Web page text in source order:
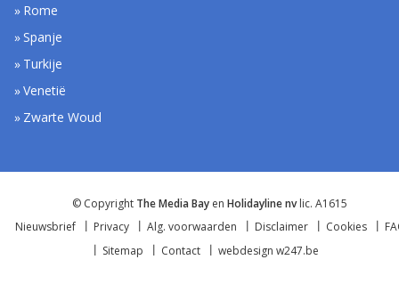
Rome
Spanje
Turkije
Venetië
Zwarte Woud
© Copyright The Media Bay en Holidayline nvlic. A1615
Nieuwsbrief
Privacy Alg. voorwaarden Disclaimer Cookies
Sitemap
Contact webdesign w247.be